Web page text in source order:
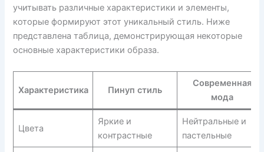
учитывать различные характеристики и элементы,
которые формируют этот уникальный стиль. Ниже
представлена таблица, демонстрирующая некоторые
основные характеристики образа.
Характеристика Пинуп стиль
Современная
мода
Цвета
Яркие и
контрастные
Нейтральные и
пастельные